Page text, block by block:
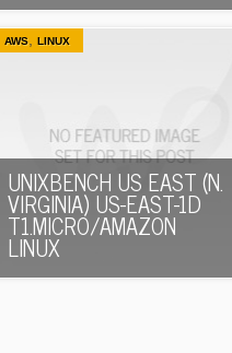
AWS,LINUX
UNIXBENCH US EAST (N.
VIRGINIA) US-EAST-1D
T1.MICRO/AMAZON
LINUX